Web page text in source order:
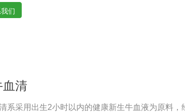
生产。质量标准：符合《中华人民共和国药典》
兽药典》2020版、欧洲药典、美国药典质量标准
们
血清
系采用出生2小时以内的健康新生牛血液为原料，